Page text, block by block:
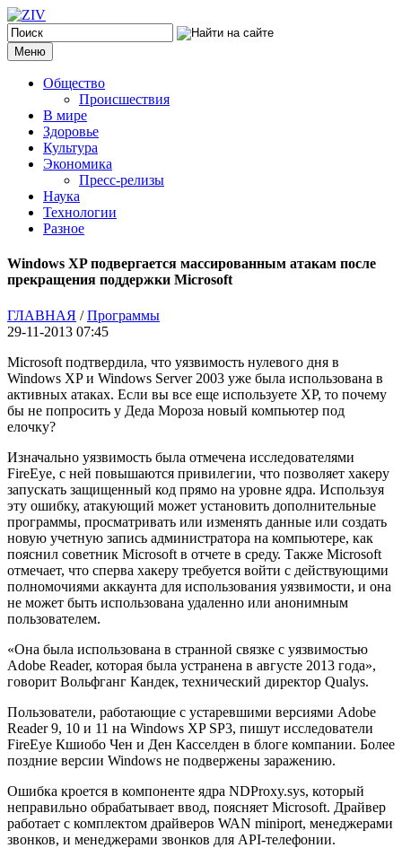
Меню
Общество
Происшествия
В мире
Здоровье
Культура
Экономика
Пресс-релизы
Наука
Технологии
Разное
Windows XP подвергается массированным атакам после
прекращения поддержки Microsoft
ГЛАВНАЯ /Программы
29-11-2013 07:45
Microsoft подтвердила, что уязвимость нулевого дня в
Windows XP и Windows Server 2003 уже была использована в
активных атаках. Если вы все еще используете XP, то почему
бы не попросить у Деда Мороза новый компьютер под
елочку?
Изначально уязвимость была отмечена исследователями
FireEye, с ней повышаются привилегии, что позволяет хакеру
запускать защищенный код прямо на уровне ядра. Используя
эту ошибку, атакующий может установить дополнительные
программы, просматривать или изменять данные или создать
новую учетную запись администратора на компьютере, как
пояснил советник Microsoft в отчете в среду. Также Microsoft
отмечает, что сперва хакеру требуется войти с действующими
полномочиями аккаунта для использования уязвимости, и она
не может быть использована удаленно или анонимным
пользователем.
«Она была использована в странной связке с уязвимостью
Adobe Reader, которая была устранена в августе 2013 года»,
говорит Вольфганг Кандек, технический директор Qualys.
Пользователи, работающие с устаревшими версиями Adobe
Reader 9, 10 и 11 на Windows XP SP3, пишут исследователи
FireEye Кшиобо Чен и Ден Касселден в блоге компании. Более
поздние версии Windows не подвержены заражению.
Ошибка кроется в компоненте ядра NDProxy.sys, который
неправильно обрабатывает ввод, поясняет Microsoft. Драйвер
работает с комплектом драйверов WAN miniport, менеджерами
звонков, и менеджерами звонков для API-телефонии.